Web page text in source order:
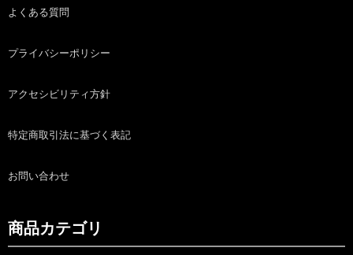
よくある質問
プライバシーポリシー
アクセシビリティ方針
特定商取引法に基づく表記
お問い合わせ
商品カテゴリ